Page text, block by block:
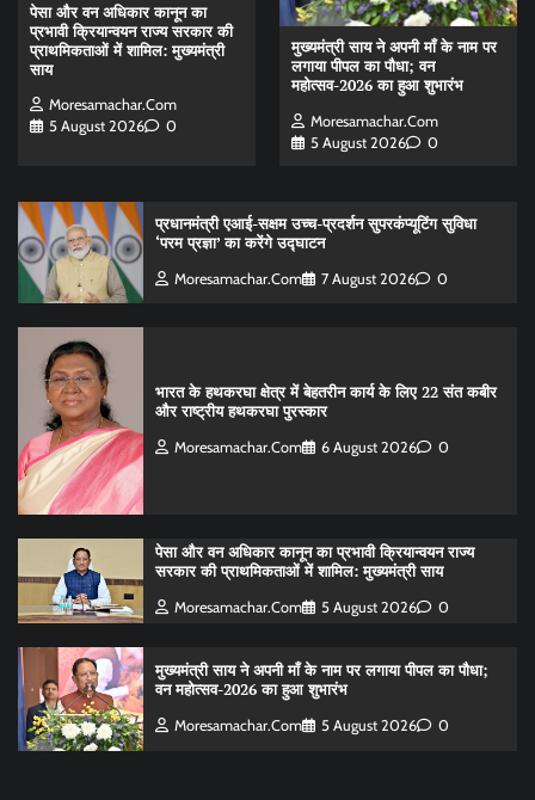
पेसा और वन अधिकार कानून का
प्रभावी क्रियान्वयन राज्य सरकार की
प्राथमिकताओं में शामिल: मुख्यमंत्री
साय
Moresamachar.com
5 August 2026
0
मुख्यमंत्री साय ने अपनी माँ के नाम पर
लगाया पीपल का पौधा; वन
महोत्सव-2026 का हुआ शुभारंभ
Moresamachar.com
5 August 2026
0
प्रधानमंत्री एआई-सक्षम उच्च-प्रदर्शन सुपरकंप्यूटिंग सुविधा
‘परम प्रज्ञा’ का करेंगे उद्घाटन
Moresamachar.com 7 August 2026 0
भारत के हथकरघा क्षेत्र में बेहतरीन कार्य के लिए 22 संत कबीर
और राष्ट्रीय हथकरघा पुरस्कार
Moresamachar.com 6 August 2026 0
पेसा और वन अधिकार कानून का प्रभावी क्रियान्वयन राज्य
सरकार की प्राथमिकताओं में शामिल: मुख्यमंत्री साय
Moresamachar.com 5 August 2026 0
मुख्यमंत्री साय ने अपनी माँ के नाम पर लगाया पीपल का पौधा;
वन महोत्सव-2026 का हुआ शुभारंभ
Moresamachar.com 5 August 2026 0